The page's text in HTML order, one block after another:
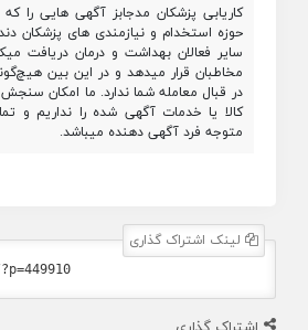
کاریابی پزشکان مدجابز آگهی هایی را
حوزه استخدام و نیازمندی های پزشکان
سایر فعالان بهداشت و درمان دریافت
مخاطبان قرار میدهد و در این بین
در قبال معامله شما ندارد. ما امکان
کالا یا خدمات آگهی شده را نداریم و
متوجه فرد آگهی دهنده میباشد.
لینک اشتراک گذاری